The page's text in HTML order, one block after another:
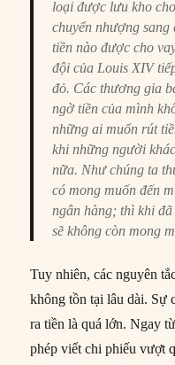
loại được lưu kho
chuyển nhượng
tiền nào được cho
đội của Louis XIV
đỏ. Các thương gia
ngờ tiền của mình
những ai muốn rút
khi những người
nữa. Như chúng ta
có mong muốn đến
ngân hàng; thì khi
sẽ không còn mong
Tuy nhiên, các nguyên
không tồn tại lâu dài. Sự
ra tiền là quá lớn. Ngay
phép viết chi phiếu vượt